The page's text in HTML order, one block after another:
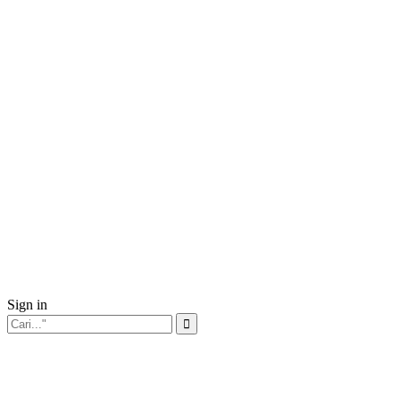
Sign in